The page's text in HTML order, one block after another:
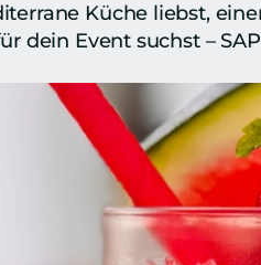
Küche liebst,
dein Event suchst –